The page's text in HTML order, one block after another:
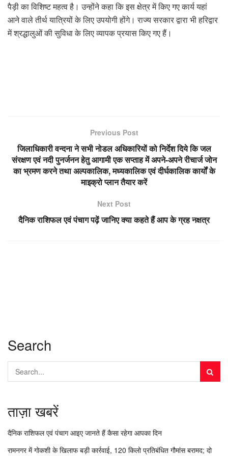
पैड़ी का विशिष्ट महत्व है। उन्होंने कहा कि इस क्षेत्र में किए गए कार्य यहां
आने वाले तीर्थ यात्रियों के लिए उपयोगी होंगे। राज्य सरकार द्वारा भी हरिद्वार
में श्रद्धालुओं की सुविधा के लिए व्यापक प्रयास किए गए हैं।
Previous Post
जिलाधिकारी वन्दना ने सभी नोडल अधिकारियों को निर्देश दिये कि जल
संरक्षण एवं नदी पुनर्जनन हेतु आगामी एक सप्ताह में अपने-अपने रीचार्ज जोन
का भ्रमण करने तथा अल्पकालिक, मध्यकालिक एवं दीर्घकालिक कार्यों के
माइक्रो प्लान तैयार करें
Next Post
दैनिक राशिफल एवं पंचाग पढ़ें जानिए क्या कहते हैं आप के ग्रह नक्षत्र
Search
ताज़ा खबरें
दैनिक राशिफल एवं पंचाग आइए जानते हैं कैसा रहेगा आपका दिन
रामनगर में गोकशी के खिलाफ बड़ी कार्रवाई, 120 किलो प्रतिबंधित गौमांस बरामद; दो